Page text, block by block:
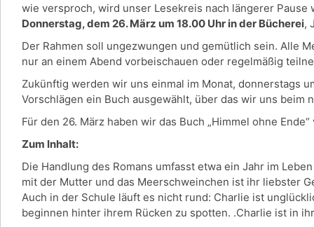
wie versproch, wird unser Lesekreis nach längerer
Donnerstag, dem 26. März um 18.00 Uhr in der Bücherei,
Der Rahmen soll ungezwungen und gemütlich sein. Alle
nur an einem Abend vorbeischauen oder regelmäßig
Zukünftig werden wir uns einmal im Monat, donnerstags
Vorschlägen ein Buch ausgewählt, über das wir uns beim
Für den 26. März haben wir das Buch „Himmel ohne
Zum Inhalt:
Die Handlung des Romans umfasst etwa ein Jahr im
mit der Mutter und das Meerschweinchen ist ihr liebster
Auch in der Schule läuft es nicht rund: Charlie ist
beginnen hinter ihrem Rücken zu spotten. .Charlie ist in